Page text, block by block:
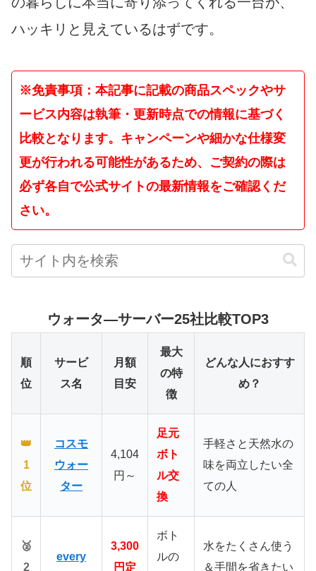
ハッキリと見えているはずです。
※免責事項：本記事に記載の商品スペックやサ
ービス内容は執筆・更新時点での情報に基づく
比較となります。キャンペーンや細かな仕様変
更が行われる可能性があるため、ご契約の際は
必ず各自で公式サイトの最新情報をご確認くだ
さい。
ウォータ―サーバー25社比較TOP3
順
位
サービ
ス名
月額
目安
最大
の特
徴
どんな人におすす
め？
👑
1
位
コスモ
ウォー
ター
4,104
円～
足元
ボト
ル交
換
手軽さと天然水の
味を両立したい全
ての人
🥈
2
every
3,300
円定
ボト
ルの
水をたくさん使う
＆手間を省きたい